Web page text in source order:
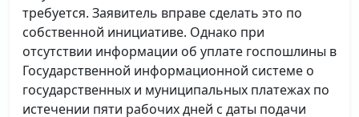
требуется. Заявитель вправе сделать это по
собственной инициативе. Однако при
отсутствии информации об уплате госпошлины в
Государственной информационной системе о
государственных и муниципальных платежах по
истечении пяти рабочих дней с даты подачи